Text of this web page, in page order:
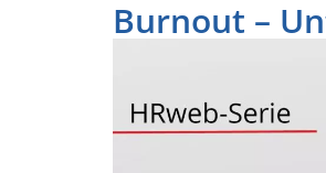
Burnout –